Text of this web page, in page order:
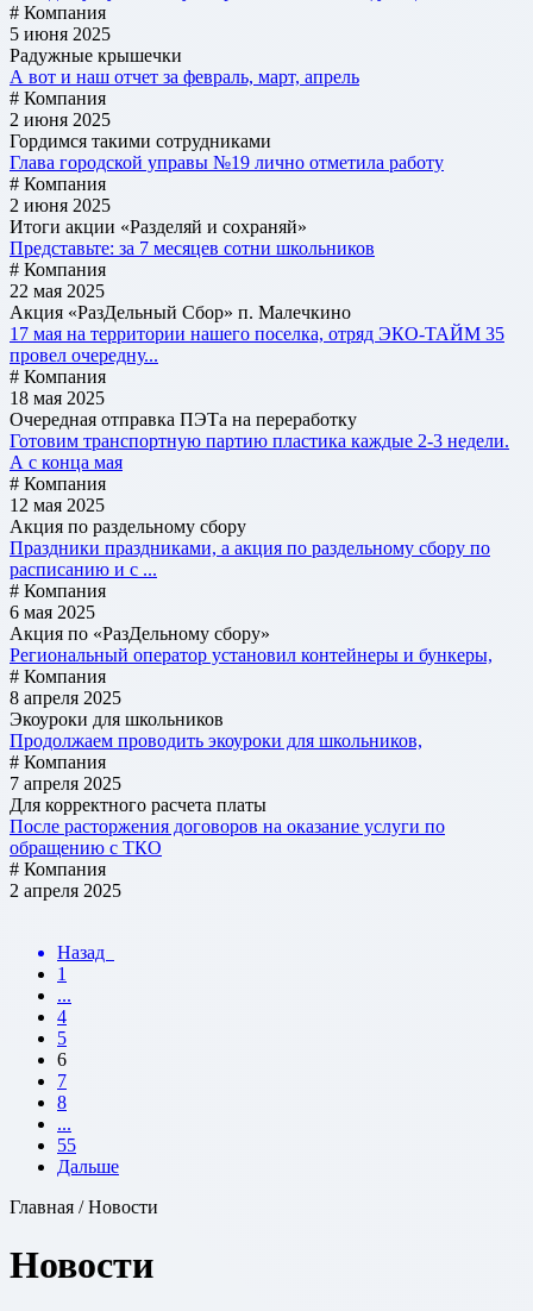
# Компания
5 июня 2025
Радужные крышечки
А вот и наш отчет за февраль, март, апрель
# Компания
2 июня 2025
Гордимся такими сотрудниками
Глава городской управы №19 лично отметила работу
# Компания
2 июня 2025
Итоги акции «Разделяй и сохраняй»
Представьте: за 7 месяцев сотни школьников
# Компания
22 мая 2025
Акция «РазДельный Сбор» п. Малечкино
17 мая на территории нашего поселка, отряд ЭКО-ТАЙМ 35
провел очередну...
# Компания
18 мая 2025
Очередная отправка ПЭТа на переработку
Готовим транспортную партию пластика каждые 2-3 недели.
А с конца мая
# Компания
12 мая 2025
Акция по раздельному сбору
Праздники праздниками, а акция по раздельному сбору по
расписанию и с ...
# Компания
6 мая 2025
Акция по «РазДельному сбору»
Региональный оператор установил контейнеры и бункеры,
# Компания
8 апреля 2025
Экоуроки для школьников
Продолжаем проводить экоуроки для школьников,
# Компания
7 апреля 2025
Для корректного расчета платы
После расторжения договоров на оказание услуги по
обращению с ТКО
# Компания
2 апреля 2025
Назад
1
...
4
5
6
7
8
...
55
Дальше
Главная / Новости
Новости